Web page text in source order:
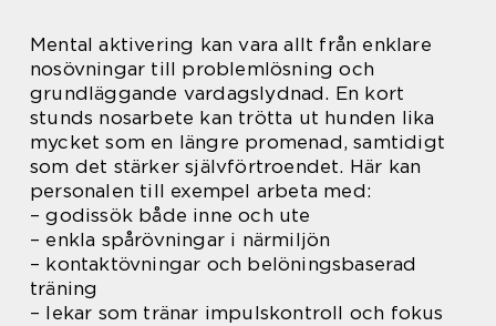
Mental aktivering kan vara allt från enklare
nosövningar till problemlösning och
grundläggande vardagslydnad. En kort
stunds nosarbete kan trötta ut hunden lika
mycket som en längre promenad, samtidigt
som det stärker självförtroendet. Här kan
personalen till exempel arbeta med:
– godissök både inne och ute
– enkla spårövningar i närmiljön
– kontaktövningar och belöningsbaserad
träning
– lekar som tränar impulskontroll och fokus